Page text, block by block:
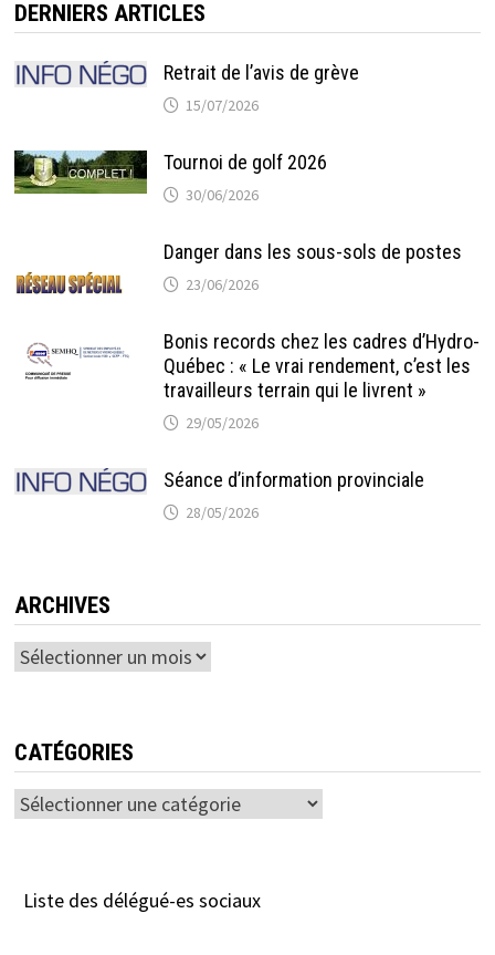
DERNIERS ARTICLES
Retrait de l’avis de grève
15/07/2026
Tournoi de golf 2026
30/06/2026
Danger dans les sous-sols de postes
23/06/2026
Bonis records chez les cadres d’Hydro-
Québec : « Le vrai rendement, c’est les
travailleurs terrain qui le livrent »
29/05/2026
Séance d’information provinciale
28/05/2026
ARCHIVES
Archives
CATÉGORIES
Catégories
Liste des délégué-es sociaux